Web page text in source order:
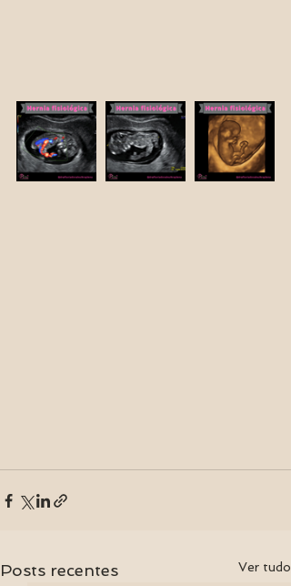
Posts recentes Ver tudo